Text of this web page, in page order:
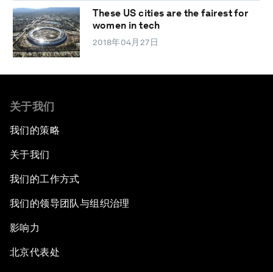
These US cities are the fairest for
women in tech
2018年04月27日
关于我们
我们的策略
关于我们
我们的工作方式
我们的领导团队与组织治理
影响力
北京代表处